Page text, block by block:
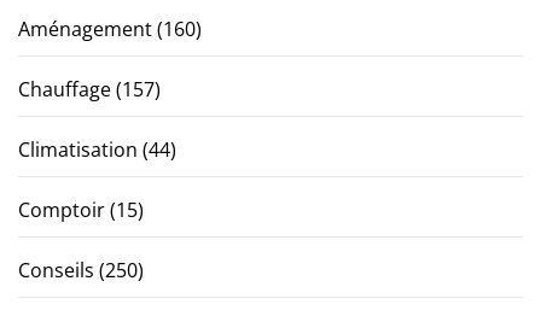
Aménagement(160)
Chauffage(157)
Climatisation (44)
Comptoir(15)
Conseils (250)